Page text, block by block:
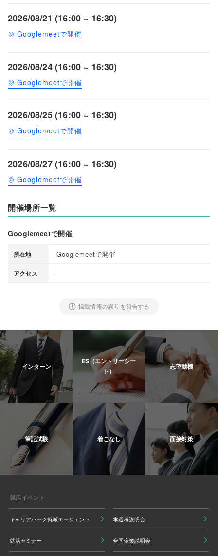
2026/08/21 (16:00 ~ 16:30)
Googlemeetで開催
2026/08/24 (16:00 ~ 16:30)
Googlemeetで開催
2026/08/25 (16:00 ~ 16:30)
Googlemeetで開催
2026/08/27 (16:00 ~ 16:30)
Googlemeetで開催
開催場所一覧
Googlemeetで開催
所在地 Googlemeetで開催
アクセス -
掲載情報の誤りを報告する
インターン
ES（エントリーシー
ト）
志望動機
筆記試験 着こなし 面接対策
就活イベント
キャリアパーク就職エージェント 本選考説明会
就活セミナー 合同企業説明会